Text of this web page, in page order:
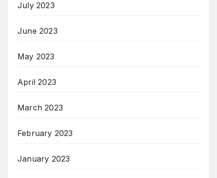
July 2023
June 2023
May 2023
April 2023
March 2023
February 2023
January 2023